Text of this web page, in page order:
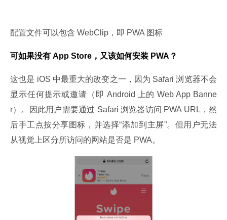
配置文件可以包含 WebClip，即 PWA 图标
可如果没有 App Store，又该如何安装 PWA？
这也是 iOS 中最重大的改变之一，因为 Safari 浏览器不会
显示任何提示或邀请（即 Android 上的 Web App Banne
r）。因此用户需要通过 Safari 浏览器访问 PWA URL，然
后手工点按分享图标，并选择“添加到主屏”。但用户无法
从视觉上区分所访问的网站是否是 PWA。